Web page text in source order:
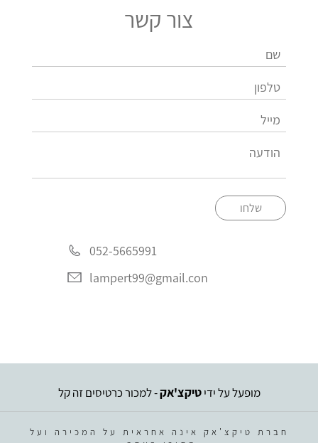
צור קשר
שלחו
052-5665991
lampert99@gmail.con
מופעל על ידיטיקצ'אק- למכור כרטיסים זה קל
חברת טיקצ'אק אינה אחראית על המכירה ועל